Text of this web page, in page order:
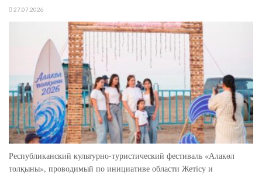
27.07.2026
Республиканский культурно-туристический фестиваль «Алакөл
толқыны», проводимый по инициативе области Жетісу и